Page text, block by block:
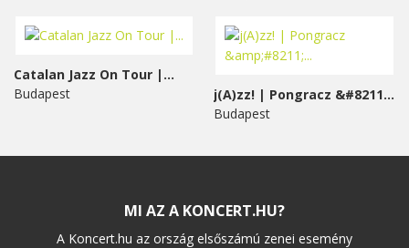
Catalan Jazz On Tour |...
Budapest
j(A)zz! | Pongracz &#8211;...
Budapest
MI AZ A KONCERT.HU?
A Koncert.hu az ország elsőszámú zenei esemény